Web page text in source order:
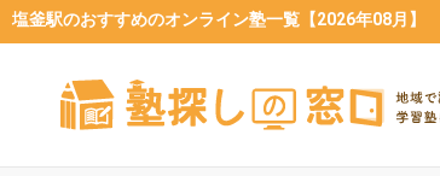
塩釜駅のおすすめのオンライン塾一覧【2026年08月】